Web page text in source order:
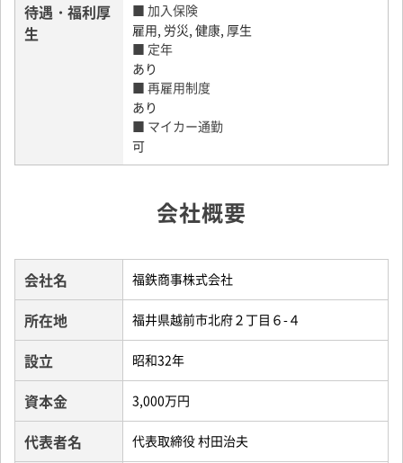
待遇・福利厚
生
■ 加入保険
雇用, 労災, 健康, 厚生
■ 定年
あり
■ 再雇用制度
あり
■ マイカー通勤
可
会社概要
会社名 福鉄商事株式会社
所在地 福井県越前市北府２丁目６-４
設立 昭和32年
資本金 3,000万円
代表者名 代表取締役 村田治夫